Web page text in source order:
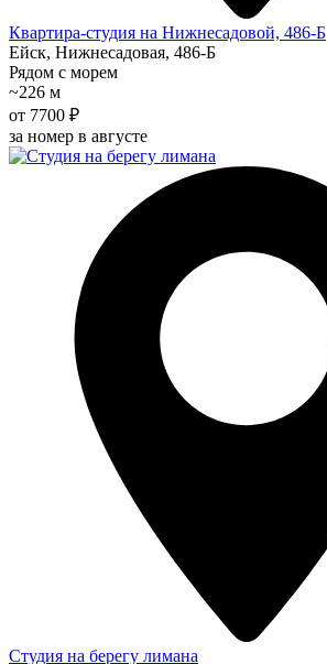
Квартира-студия на Нижнесадовой, 486-Б
Ейск, Нижнесадовая, 486-Б
Рядом с морем
~226 м
от 7700 ₽
за номер в августе
Студия на берегу лимана